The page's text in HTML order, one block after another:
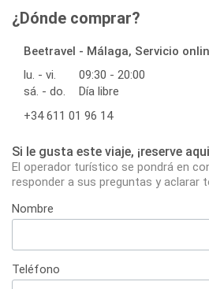
¿Dónde comprar?
Beetravel - Málaga, Servicio
lu. - vi.
09:30 - 20:00
sá. - do.
Día libre
+34 611 01 96 14
Si le gusta este viaje, ¡reserve
El operador turístico se pondrá en
responder a sus preguntas y aclarar
Nombre
Teléfono